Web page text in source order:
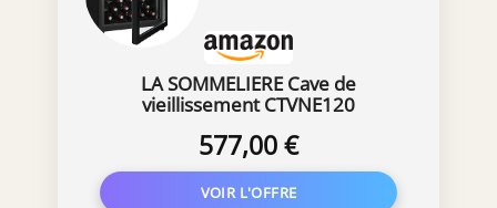
LA SOMMELIERE Cave de
vieillissement CTVNE120
577,00 €